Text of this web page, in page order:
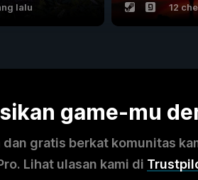
lalu 12
game-mu
dan gratis berkat komunitas
Lihat ulasan kami di